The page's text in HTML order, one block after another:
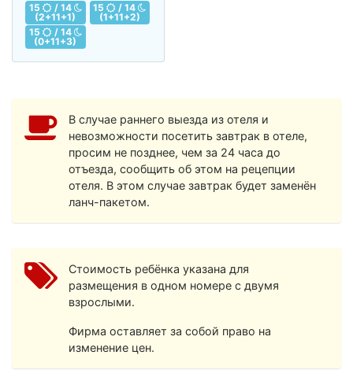
15
/ 14
(2+11+1)
15
/ 14
(1+11+2)
15
/ 14
(0+11+3)
В случае раннего выезда из отеля и
невозможности посетить завтрак в отеле,
просим не позднее, чем за 24 часа до
отъезда, сообщить об этом на рецепции
отеля. В этом случае завтрак будет заменён
ланч-пакетом.
Стоимость ребёнка указана для
размещения в одном номере с двумя
взрослыми.
Фирма оставляет за собой право на
изменение цен.